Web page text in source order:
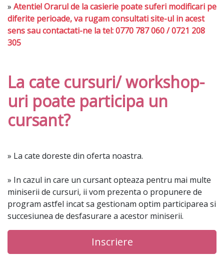
» Atentie! Orarul de la casierie poate suferi modificari pe
diferite perioade, va rugam consultati site-ul in acest
sens sau contactati-ne la tel: 0770 787 060 / 0721 208
305
La cate cursuri/ workshop-
uri poate participa un
cursant?
» La cate doreste din oferta noastra.
» In cazul in care un cursant opteaza pentru mai multe
miniserii de cursuri, ii vom prezenta o propunere de
program astfel incat sa gestionam optim participarea si
succesiunea de desfasurare a acestor miniserii.
Inscriere